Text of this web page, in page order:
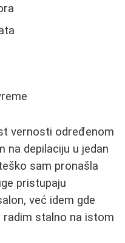
vernosti određenom
na depilaciju u jedan
sam pronašla
pristupaju
već idem gde
stalno na istom